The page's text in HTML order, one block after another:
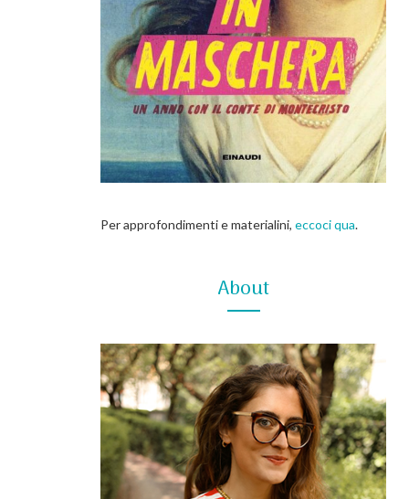
Per approfondimenti e materialini, eccoci qua.
About